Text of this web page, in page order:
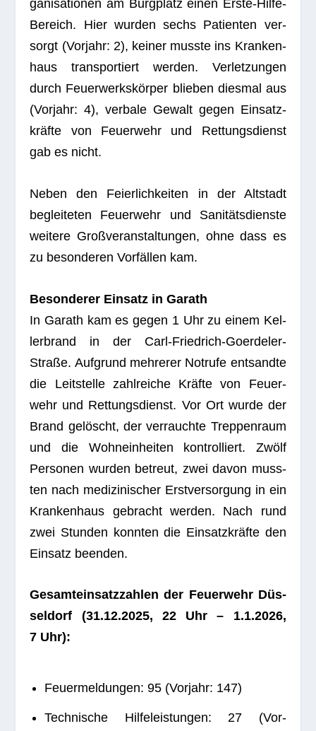
ga­ni­sa­tio­nen am Burg­platz einen Erste-Hilfe-
Bereich. Hier wur­den sechs Pati­en­ten ver­
sorgt (Vor­jahr: 2), kei­ner musste ins Kran­ken­
haus trans­por­tiert wer­den. Ver­let­zun­gen
durch Feu­er­werks­kör­per blie­ben dies­mal aus
(Vor­jahr: 4), ver­bale Gewalt gegen Ein­satz­
kräfte von Feu­er­wehr und Ret­tungs­dienst
gab es nicht.
Neben den Fei­er­lich­kei­ten in der Alt­stadt
beglei­te­ten Feu­er­wehr und Sani­täts­dienste
wei­tere Groß­ver­an­stal­tun­gen, ohne dass es
zu beson­de­ren Vor­fäl­len kam.
Beson­de­rer Ein­satz in Garath
In Garath kam es gegen 1 Uhr zu einem Kel­
ler­brand in der Carl-Fried­rich-Goer­de­ler-
Straße. Auf­grund meh­re­rer Not­rufe ent­sandte
die Leit­stelle zahl­rei­che Kräfte von Feu­er­
wehr und Ret­tungs­dienst. Vor Ort wurde der
Brand gelöscht, der ver­rauchte Trep­pen­raum
und die Wohn­ein­hei­ten kon­trol­liert. Zwölf
Per­so­nen wur­den betreut, zwei davon muss­
ten nach medi­zi­ni­scher Erst­ver­sor­gung in ein
Kran­ken­haus gebracht wer­den. Nach rund
zwei Stun­den konn­ten die Ein­satz­kräfte den
Ein­satz beenden.
Gesamt­ein­satz­zah­len der Feu­er­wehr Düs­
sel­dorf (31.12.2025, 22 Uhr – 1.1.2026,
7 Uhr):
Feu­er­mel­dun­gen: 95 (Vor­jahr: 147)
Tech­ni­sche Hil­fe­leis­tun­gen: 27 (Vor­